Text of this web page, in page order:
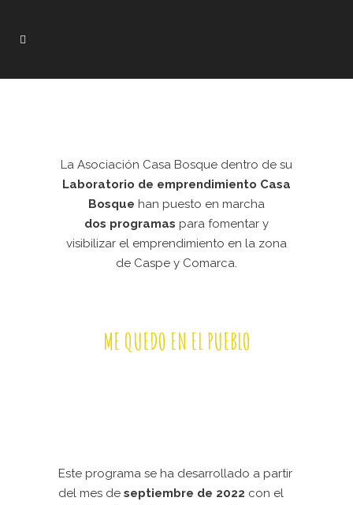
La Asociación Casa Bosque dentro de su
Laboratorio de emprendimiento Casa
Bosque han puesto en marcha
dos programas para fomentar y
visibilizar el emprendimiento en la zona
de Caspe y Comarca.
ME QUEDO EN EL PUEBLO
Este programa se ha desarrollado a partir
del mes de septiembre de 2022 con el